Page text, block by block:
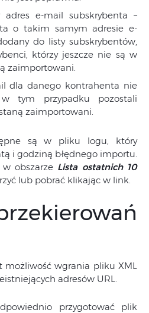
adres e-mail subskrybenta –
o takim samym adresie e-
do listy subskrybentów,
którzy jeszcze nie są w
zaimportowani.
dla danego kontrahenta nie
tym przypadku pozostali
zaimportowani.
są w pliku logu, który
i godziną błędnego importu.
obszarze Lista ostatnich 10
lub pobrać klikając w link.
możliwość wgrania pliku XML
adresów URL.
przygotować plik